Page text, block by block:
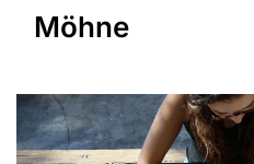
Möhne